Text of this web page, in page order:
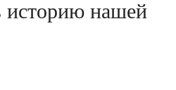
историю нашей